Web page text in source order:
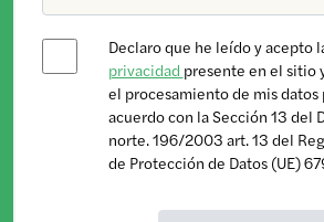
Declaro que he leído y acepto
privacidad presente en el sitio
el procesamiento de mis datos
acuerdo con la Sección 13 del
norte. 196/2003 art. 13 del
de Protección de Datos (UE)